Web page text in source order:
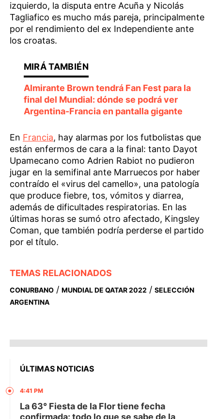
izquierdo, la disputa entre Acuña y Nicolás
Tagliafico es mucho más pareja, principalmente
por el rendimiento del ex Independiente ante
los croatas.
Almirante Brown tendrá Fan Fest para la
final del Mundial: dónde se podrá ver
Argentina-Francia en pantalla gigante
En Francia, hay alarmas por los futbolistas que
están enfermos de cara a la final: tanto Dayot
Upamecano como Adrien Rabiot no pudieron
jugar en la semifinal ante Marruecos por haber
contraído el «virus del camello», una patología
que produce fiebre, tos, vómitos y diarrea,
además de dificultades respiratorias. En las
últimas horas se sumó otro afectado, Kingsley
Coman, que también podría perderse el partido
por el título.
TEMAS RELACIONADOS
CONURBANO / MUNDIAL DE QATAR 2022 / SELECCIÓN
ARGENTINA
ÚLTIMAS NOTICIAS
4:41 PM
La 63° Fiesta de la Flor tiene fecha
confirmada: todo lo que se sabe de la